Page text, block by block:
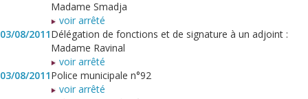
Madame Smadja
voir arrêté
03/08/2011Délégation de fonctions et de signature à un adjoint :
Madame Ravinal
voir arrêté
03/08/2011Police municipale n°92
voir arrêté